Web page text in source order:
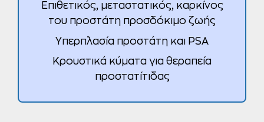
Επιθετικός, μεταστατικός, καρκίνος
του προστάτη προσδόκιμο ζωής
Υπερπλασία προστάτη και PSA
Κρουστικά κύματα για θεραπεία
προστατίτιδας